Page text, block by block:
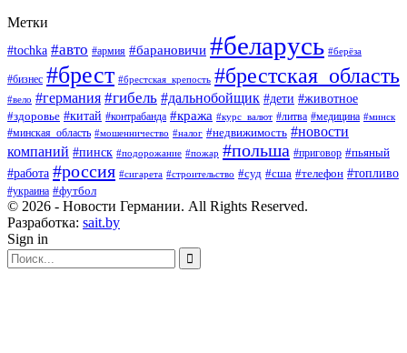
Метки
#tochka #авто #армия #барановичи #беларусь #берёза
#бизнес #брест #брестская_крепость #брестская_область
#вело #германия #гибель #дальнобойщик #дети #животное
#здоровье #китай #контрабанда #кража #курс_валют #литва #медицина #минск
#минская_область #мошенничество #налог #недвижимость #новости
компаний #пинск #подорожание #пожар #польша #приговор #пьяный
#работа #россия #сигарета #строительство #суд #сша #телефон #топливо
#украина #футбол
© 2026 - Новости Германии. All Rights Reserved.
Разработка: sait.by
Sign in